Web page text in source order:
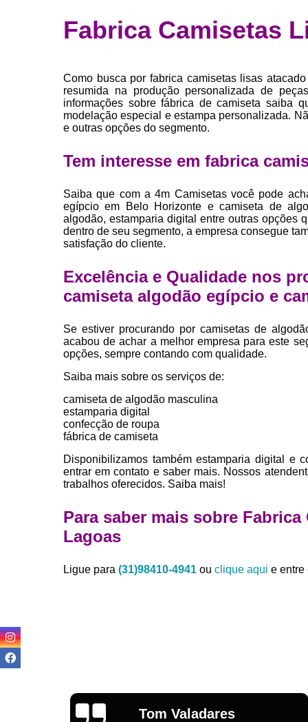
Private
para
Private
Fabrica Camisetas
Como busca por fabrica camisetas lisas
resumida na produção personalizada de
informações sobre fábrica de camiseta saiba
modelação especial e estampa personalizada.
e outras opções do segmento.
Tem interesse em fabrica
Saiba que com a 4m Camisetas você pode
egípcio em Belo Horizonte e camiseta de
algodão, estamparia digital entre outras opções
dentro de seu segmento, a empresa consegue
satisfação do cliente.
Excelência e Qualidade nos
camiseta algodão egípcio e
Se estiver procurando por camisetas de
acabou de achar a melhor empresa para este
opções, sempre contando com qualidade.
Saiba mais sobre os serviços de:
camiseta de algodão masculina
estamparia digital
confecção de roupa
fábrica de camiseta
Disponibilizamos também estamparia digital e
entrar em contato e saber mais. Nossos
trabalhos oferecidos. Saiba mais!
Para saber mais sobre
Lagoas
Ligue para (31)98410-4941 ou clique aqui e entre
Igor Cordeiro